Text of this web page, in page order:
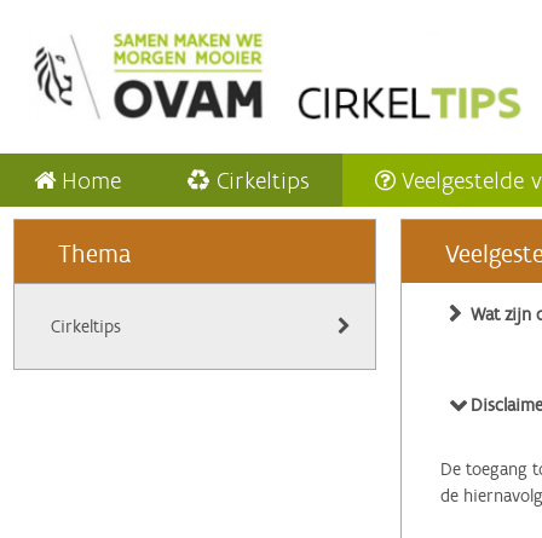
Home Cirkeltips Veelgestelde
Thema
Cirkeltips
Wat zijn
De toegang
de